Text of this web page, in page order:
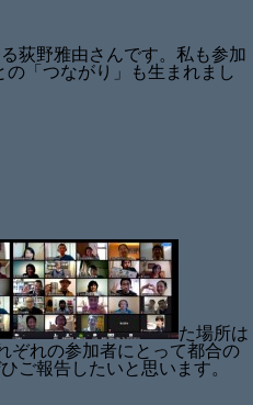
荻野雅由さんです。 私も参加
「つながり」も生まれまし
た場所は
ぞれの参加者にとって都合の
ご報告したいと思います。